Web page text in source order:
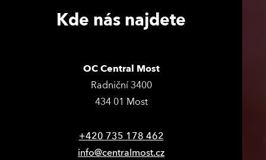
Kde nás najdete
OC Central Most
Radniční 3400
434 01 Most
+420 735 178 462
info@centralmost.cz